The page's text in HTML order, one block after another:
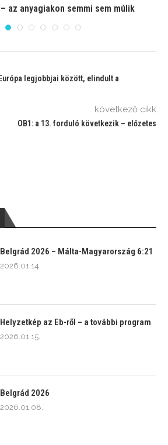
az anyagiakon semmi sem múlik
legjobbjai között, elindult a
következő cikk
OB1: a 13. forduló következik – előzetes
Belgrád 2026 – Málta-Magyarország 6:21
2026.01.14.
Helyzetkép az Eb-ről – a további program
2026.01.15.
Belgrád 2026
2026.01.08.